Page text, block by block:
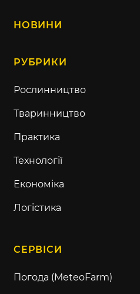
НОВИНИ
РУБРИКИ
Рослинництво
Тваринництво
Практика
Технології
Економіка
Логістика
СЕРВІСИ
Погода (MeteoFarm)